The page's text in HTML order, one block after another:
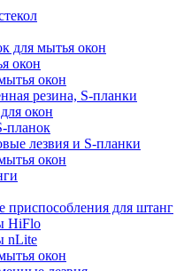
для мытья окон
окон
окон
резина, S-планки
окон
планок
лезвия и S-планки
окон
приспособления для штанг
HiFlo
nLite
окон